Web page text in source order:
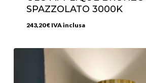
SPAZZOLATO 3000K
243,20€ IVA inclusa